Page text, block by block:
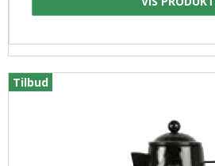
Tilbud